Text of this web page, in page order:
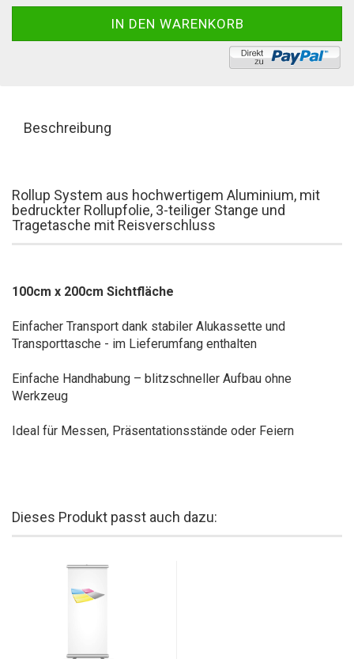
Beschreibung
Rollup System aus hochwertigem Aluminium, mit
bedruckter Rollupfolie, 3-teiliger Stange und
Tragetasche mit Reisverschluss
100cm x 200cm Sichtfläche
Einfacher Transport dank stabiler Alukassette und
Transporttasche - im Lieferumfang enthalten
Einfache Handhabung – blitzschneller Aufbau ohne
Werkzeug
Ideal für Messen, Präsentationsstände oder Feiern
Dieses Produkt passt auch dazu: